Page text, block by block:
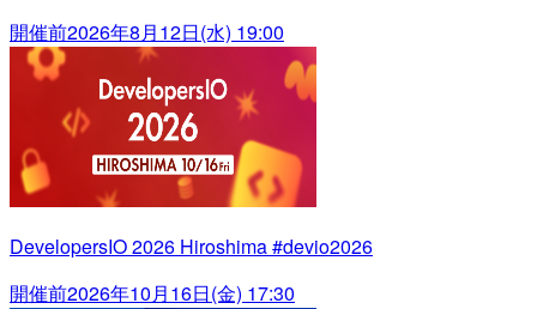
開催前2026年8月12日(水) 19:00
DevelopersIO 2026 Hiroshima #devio2026
開催前2026年10月16日(金) 17:30